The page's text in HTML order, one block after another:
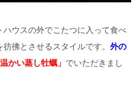
ウスの外でこたつに入って食べ
彷彿とさせるスタイルです。 外の
温かい蒸し牡蠣」 でいただきまし